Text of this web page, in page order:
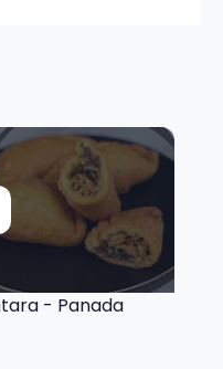
- Panada